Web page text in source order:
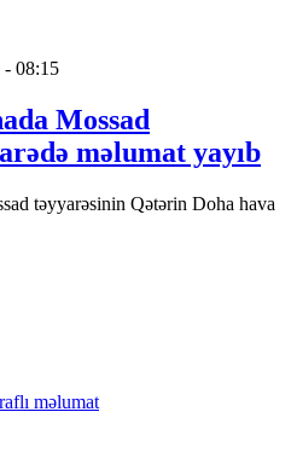
- 08:15
Mossad
məlumat yayıb
təyyarəsinin Qətərin Doha hava
məlumat